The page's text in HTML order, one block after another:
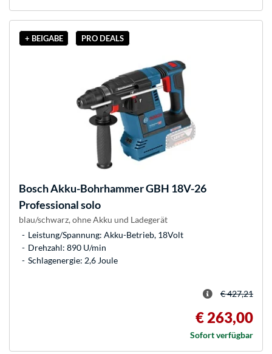
+ BEIGABE PRO DEALS
BoschAkku-Bohrhammer GBH 18V-26
Professional solo
blau/schwarz, ohne Akku und Ladegerät
Leistung/Spannung: Akku-Betrieb, 18Volt
Drehzahl: 890 U/min
Schlagenergie: 2,6 Joule
€ 427,21
€ 263,00
Sofort verfügbar